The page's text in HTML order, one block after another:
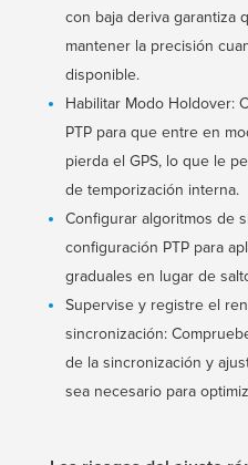
con baja deriva garantiza
mantener la precisión
disponible.
Habilitar Modo Holdover:
PTP para que entre en
pierda el GPS, lo que le
de temporización interna.
Configurar algoritmos de
configuración PTP para
graduales en lugar de
Supervise y registre el
sincronización:
de la sincronización y
sea necesario para